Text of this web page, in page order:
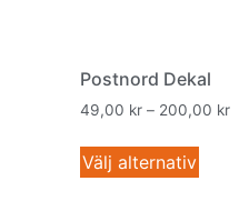
Postnord Dekal
49,00 kr – 200,00 kr
Välj alternativ